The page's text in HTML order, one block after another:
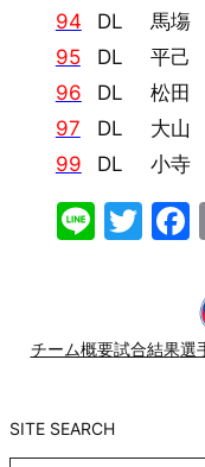
94 DL 馬塲
95
DL 平己
96
DL 松田
97
DL 大山
99
DL 小寺
Line
チーム概要試合結果選
SITE SEARCH